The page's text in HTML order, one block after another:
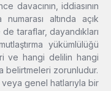
davacının, iddiasının
altında açık
taraflar, dayandıkları
yükümlülüğü
ve hangi delilin hangi
belirtmeleri zorunludur.
genel hatlarıyla bir